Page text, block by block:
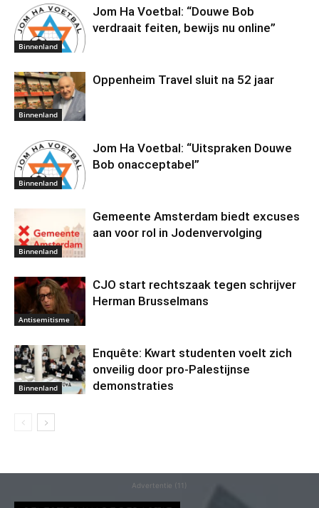
Binnenland
Jom Ha Voetbal: “Douwe Bob
verdraait feiten, bewijs nu online”
Binnenland
Oppenheim Travel sluit na 52 jaar
Binnenland
Jom Ha Voetbal: “Uitspraken Douwe
Bob onacceptabel”
Binnenland
Gemeente Amsterdam biedt excuses
aan voor rol in Jodenvervolging
Antisemitisme
CJO start rechtszaak tegen schrijver
Herman Brusselmans
Binnenland
Enquête: Kwart studenten voelt zich
onveilig door pro-Palestijnse
demonstraties
Advertentie (11)